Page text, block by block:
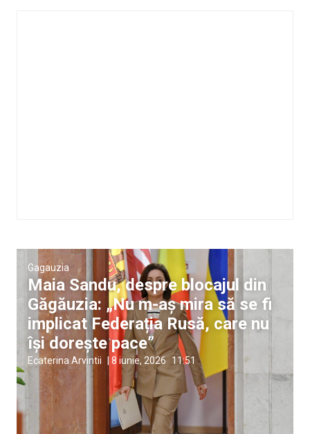
Gagauzia
Maia Sandu, despre blocajul din
Găgăuzia: „Nu m-aș mira să se fi
implicat Federația Rusă, care nu
își dorește pace”
Ecaterina Arvintii 8 iunie, 2026 11:51